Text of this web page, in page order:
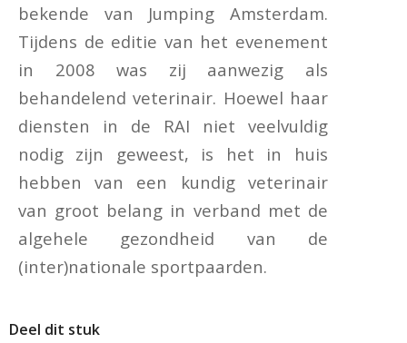
bekende van Jumping Amsterdam.
Tijdens de editie van het evenement
in 2008 was zij aanwezig als
behandelend veterinair. Hoewel haar
diensten in de RAI niet veelvuldig
nodig zijn geweest, is het in huis
hebben van een kundig veterinair
van groot belang in verband met de
algehele gezondheid van de
(inter)nationale sportpaarden.
Deel dit stuk